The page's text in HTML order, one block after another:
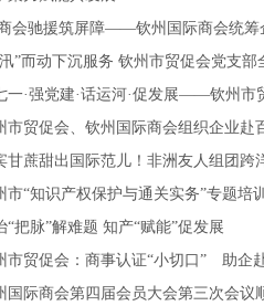
会驰援筑屏障——钦州国际商会统筹
”而动下沉服务 钦州市贸促会党支
一·强党建·话运河·促发展——钦州
市贸促会、钦州国际商会组织企业赴
甘蔗甜出国际范儿！非洲友人组团跨
市“知识产权保护与通关实务”专题培
“把脉”解难题 知产“赋能”促发展
市贸促会：商事认证“小切口” 助企
国际商会第四届会员大会第三次会议